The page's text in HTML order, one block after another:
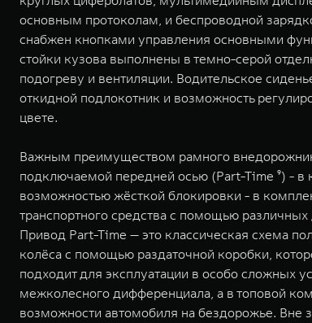
основным протоколам, и беспроводной
снабжен кнопками управления основными
стойки кузова выполнены в темно-серой
подогреву и вентиляции. Водительское
откидной подлокотник и возможность
цвете.
Важным преимуществом рамного
подключаемой передней осью (Part-Time ⁹) - в
возможностью жёсткой блокировки - в
транспортного средства с помощью
Привод Part-Time — это классическая схема
колёса с помощью раздаточной коробки,
подходит для эксплуатации в особо сложных
межколесного дифференциала, а в топовой
возможности автомобиля на бездорожье. Вне